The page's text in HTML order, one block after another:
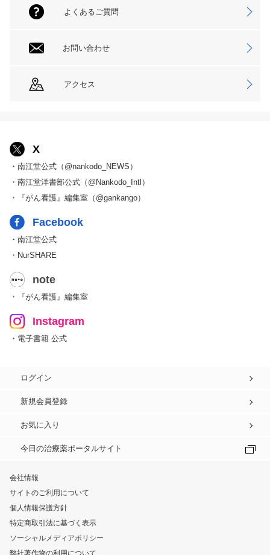
よくあるご質問
お問い合わせ
アクセス
X
・南江堂公式（@nankodo_NEWS）
・南江堂洋書部公式（@Nankodo_Intl）
・『がん看護』編集室（@gankango）
Facebook
・南江堂公式
・NurSHARE
note
・『がん看護』編集室
Instagram
・電子書籍 公式
ログイン
新規会員登録
お気に入り
今日の治療薬ポータルサイト
会社情報
サイトのご利用について
個人情報保護方針
特定商取引法に基づく表示
ソーシャルメディアポリシー
弊社著作物の利用について